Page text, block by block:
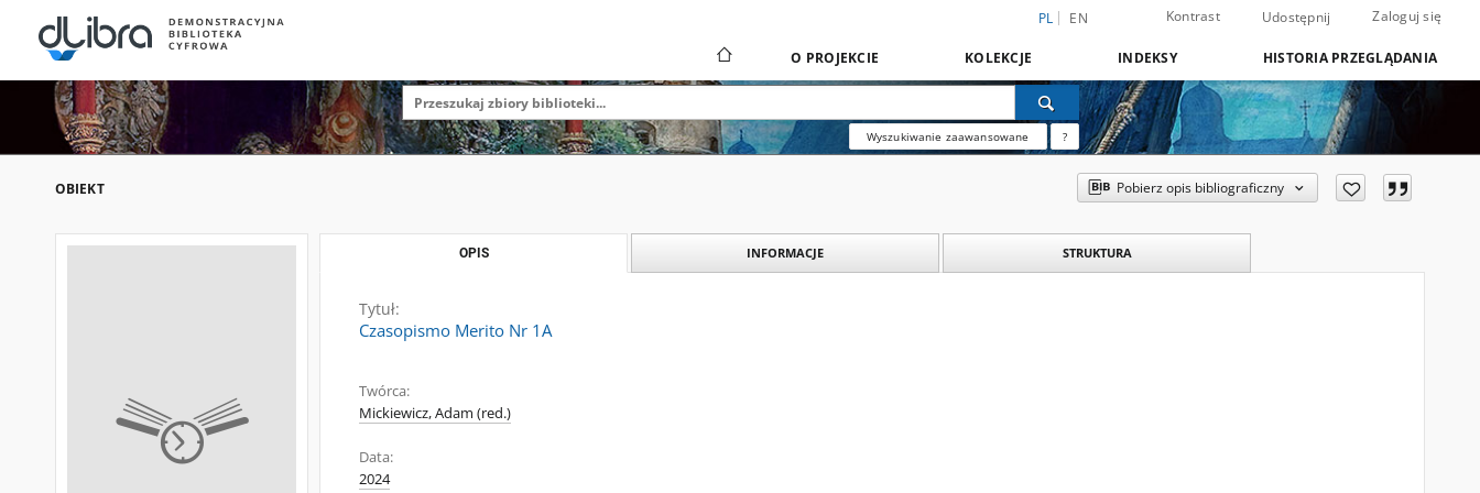
PL EN Kontrast Udostępnij Zaloguj się
O PROJEKCIE KOLEKCJE INDEKSY HISTORIA PRZEGLĄDANIA
Wyszukiwanie zaawansowane ?
OBIEKT Pobierz opis bibliograficzny
OPIS INFORMACJE STRUKTURA
Tytuł:
Czasopismo Merito Nr 1A
Twórca:
Mickiewicz, Adam (red.)
Data:
2024